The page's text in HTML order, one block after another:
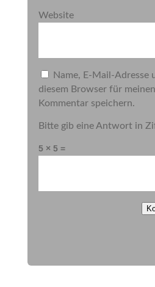
Website
Name, E-Mail-Adresse
diesem Browser für
Kommentar speichern.
Bitte gib eine Antwort in
5 × 5 =